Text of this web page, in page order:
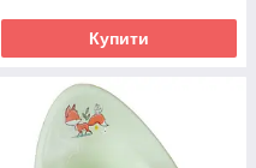
Купити